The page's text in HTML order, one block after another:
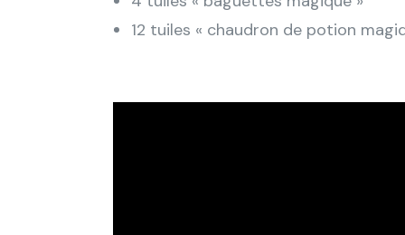
12 tuiles « chaudron de potion